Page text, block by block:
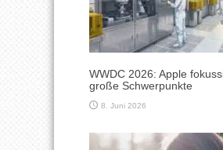
WWDC 2026: Apple
große Schwerpunkte
8. Juni 2026